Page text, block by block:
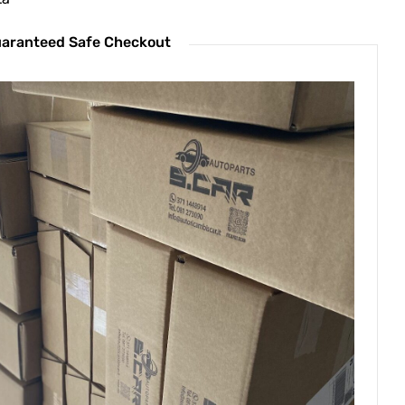
Safe Checkout